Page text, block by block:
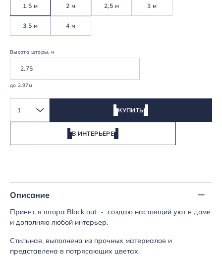
1,5 м 2 м 2,5 м 3 м
3,5 м 4 м
Высота шторы, м
до 2.97м
1 КУПИТЬ
В ИНТЕРЬЕРЕ
Описание
Привет, я штора Black out - создаю настоящий уют в доме
и дополняю любой интерьер.
Стильная, выполнена из прочных материалов и
представлена в потрясающих цветах.